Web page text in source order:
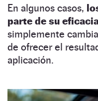
En algunos casos,
parte de su
simplemente
de ofrecer el
aplicación.